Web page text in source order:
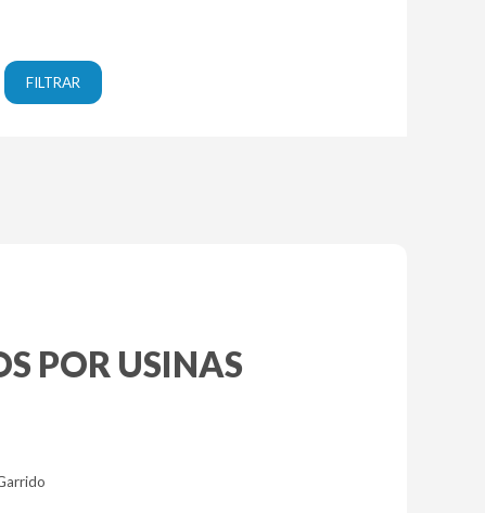
POR USINAS